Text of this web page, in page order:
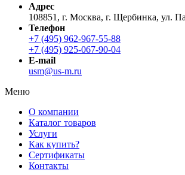
Адрес
108851, г. Москва, г. Щербинка, ул.
Телефон
+7 (495) 962-967-55-88
+7 (495) 925-067-90-04
E-mail
usm@us-m.ru
Меню
О компании
Каталог товаров
Услуги
Как купить?
Сертификаты
Контакты